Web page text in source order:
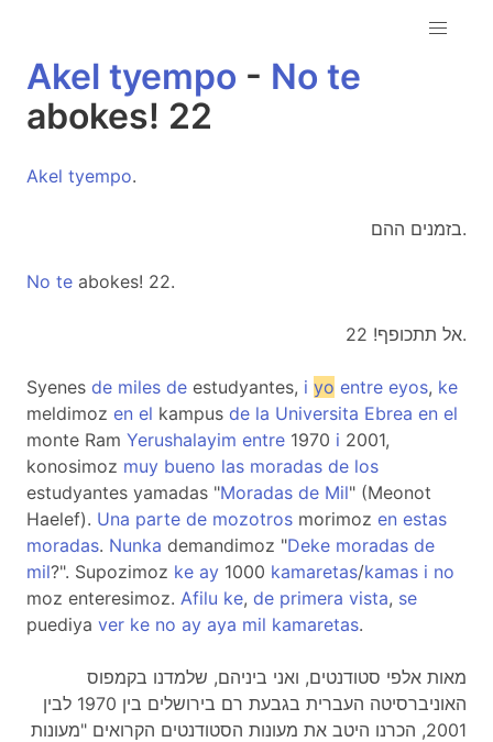
Akel tyempo - No te
abokes! 22
Akel tyempo.
בזמנים ההם.
No te abokes! 22.
אל תתכופף! 22.
Syenes de miles de estudyantes, i yo entre eyos, ke
meldimoz en el kampus de la Universita Ebrea en el
monte Ram Yerushalayim entre 1970 i 2001,
konosimoz muy bueno las moradas de los
estudyantes yamadas "Moradas de Mil" (Meonot
Haelef). Una parte de mozotros morimoz en estas
moradas. Nunka demandimoz "Deke moradas de
mil?". Supozimoz ke ay 1000 kamaretas/kamas i no
moz enteresimoz. Afilu ke, de primera vista, se
puediya ver ke no ay aya mil kamaretas.
מאות אלפי סטודנטים, ואני ביניהם, שלמדנו בקמפוס
האוניברסיטה העברית בגבעת רם בירושלים בין 1970 לבין
2001, הכרנו היטב את מעונות הסטודנטים הקרואים "מעונות